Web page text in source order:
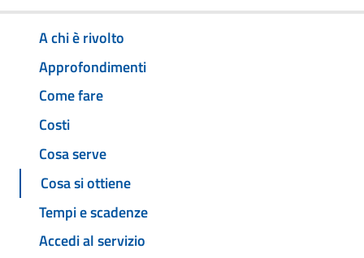
A chi è rivolto
Approfondimenti
Come fare
Costi
Cosa serve
Cosa si ottiene
Tempi e scadenze
Accedi al servizio